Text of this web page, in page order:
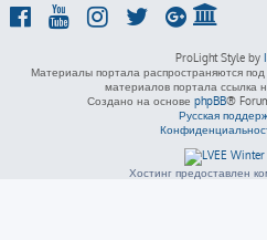
ProLight Style by
Материалы портала распространяются
материалов портала ссылка
Создано на основе phpBB®
Русская
Хостинг предоставлен